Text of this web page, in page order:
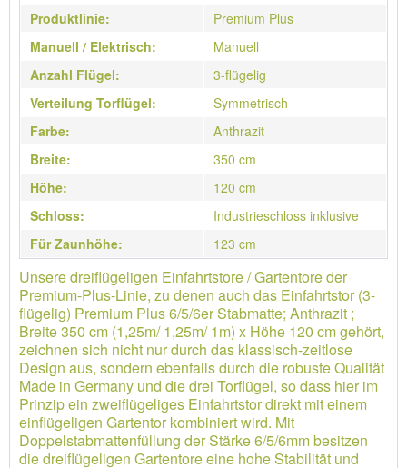
Produktlinie:
Premium Plus
Manuell / Elektrisch:
Manuell
Anzahl Flügel:
3-flügelig
Verteilung Torflügel:
Symmetrisch
Farbe:
Anthrazit
Breite:
350 cm
Höhe:
120 cm
Schloss:
Industrieschloss inklusive
Für Zaunhöhe:
123 cm
Unsere dreiflügeligen Einfahrtstore / Gartentore der
Premium-Plus-Linie, zu denen auch das Einfahrtstor (3-
flügelig) Premium Plus 6/5/6er Stabmatte; Anthrazit ;
Breite 350 cm (1,25m/ 1,25m/ 1m) x Höhe 120 cm gehört,
zeichnen sich nicht nur durch das klassisch-zeitlose
Design aus, sondern ebenfalls durch die robuste Qualität
Made in Germany und die drei Torflügel, so dass hier im
Prinzip ein zweiflügeliges Einfahrtstor direkt mit einem
einflügeligen Gartentor kombiniert wird. Mit
Doppelstabmattenfüllung der Stärke 6/5/6mm besitzen
die dreiflügeligen Gartentore eine hohe Stabilität und